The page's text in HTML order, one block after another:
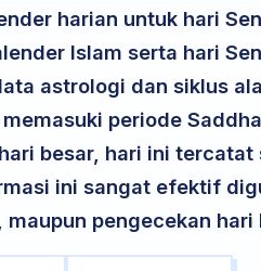
harian untuk hari
Islam serta hari
astrologi dan siklus
periode
besar, hari ini
ini sangat efektif
pengecekan hari